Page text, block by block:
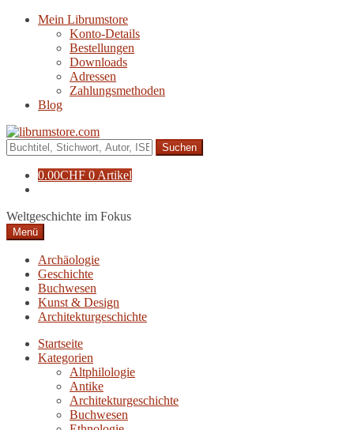
Navigation
Zum
Mein Librumstore
Konto-Details
Bestellungen
Downloads
Adressen
Zahlungsmethoden
Blog
Suche
nach:
0.00CHF 0 Artikel
Weltgeschichte im Fokus
Menü
Archäologie
Geschichte
Buchwesen
Kunst & Design
Architekturgeschichte
Startseite
Kategorien
Altphilologie
Antike
Architekturgeschichte
Buchwesen